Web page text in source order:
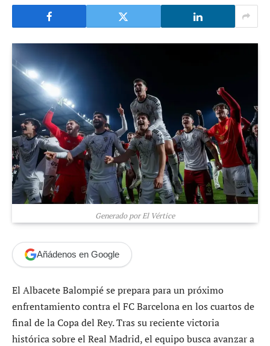
Generado por El Vértice
Añádenos en Google
El Albacete Balompié se prepara para un próximo
enfrentamiento contra el FC Barcelona en los cuartos de
final de la Copa del Rey. Tras su reciente victoria
histórica sobre el Real Madrid, el equipo busca avanzar a